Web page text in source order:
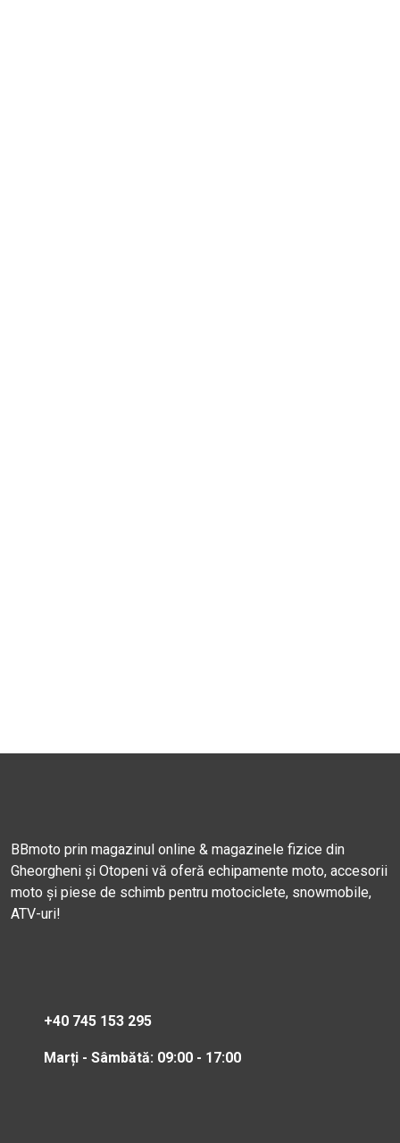
BBmoto prin magazinul online & magazinele fizice din
Gheorgheni și Otopeni vă oferă echipamente moto, accesorii
moto și piese de schimb pentru motociclete, snowmobile,
ATV-uri!
+40 745 153 295
Marți - Sâmbătă: 09:00 - 17:00